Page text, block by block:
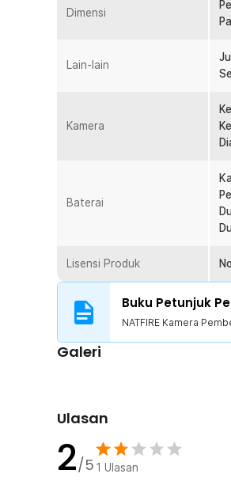
smartphone. Anda hanya
tampilan kamera secara live.
5 Pembersih Nyaman
Alat endoskopi pembersih
iritasi saat menyentuh area
cocok digunakan bersama
Baterai berkapasitas 130 mAh
digunakan kapan saja. Dalam
kebutuhan pembersihan
Kelengkapan Produk
Rincian yang Anda dapatkan
1 x NATFIRE Kamera
5 x Kepala Pembersih
1 x Kabel USB Type C
Dimensi
Lain-lain
Kamera
Baterai
Lisensi Produk
Buku Petunjuk
NATFIRE Kamera
Galeri
Ulasan
2/5 1 Ulasan